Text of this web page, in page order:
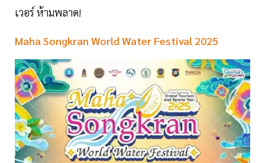
เวอร์ ห้ามพลาด!
Maha Songkran World Water Festival 2025